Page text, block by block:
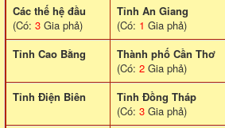
Các thế hệ đầu
(Có: 3 Gia phả)
Tỉnh An Giang
(Có: 1 Gia phả)
Tỉnh Cao Bằng
Thành phố Cần Thơ
(Có: 2 Gia phả)
Tỉnh Điện Biên
Tỉnh Đồng Tháp
(Có: 3 Gia phả)